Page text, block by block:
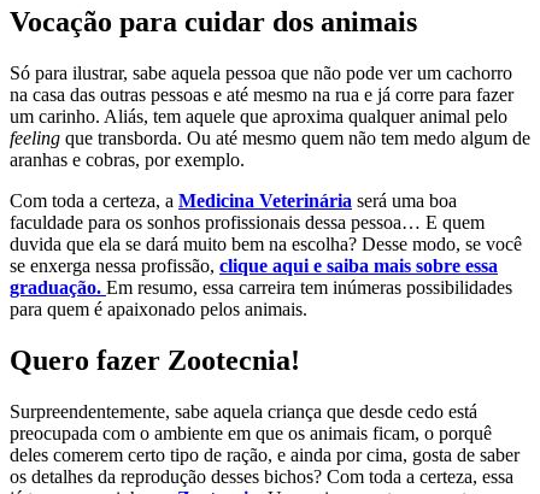
Vocação para cuidar dos animais
Só para ilustrar, sabe aquela pessoa que não pode ver um cachorro
na casa das outras pessoas e até mesmo na rua e já corre para fazer
um carinho. Aliás, tem aquele que aproxima qualquer animal pelo
feeling que transborda. Ou até mesmo quem não tem medo algum de
aranhas e cobras, por exemplo.
Com toda a certeza, a Medicina Veterinária será uma boa
faculdade para os sonhos profissionais dessa pessoa… E quem
duvida que ela se dará muito bem na escolha? Desse modo, se você
se enxerga nessa profissão, clique aqui e saiba mais sobre essa
graduação. Em resumo, essa carreira tem inúmeras possibilidades
para quem é apaixonado pelos animais.
Quero fazer Zootecnia!
Surpreendentemente, sabe aquela criança que desde cedo está
preocupada com o ambiente em que os animais ficam, o porquê
deles comerem certo tipo de ração, e ainda por cima, gosta de saber
os detalhes da reprodução desses bichos? Com toda a certeza, essa